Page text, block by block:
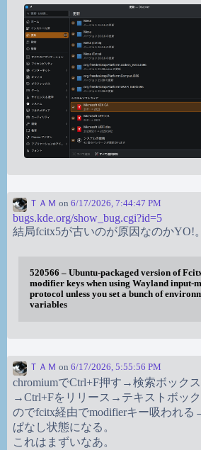
ＴＡＭ on 6/17/2026, 7:44:47 PM
bugs.kde.org/show_bug.cgi?id=5
結局fcitx5が古いのが原因なのかYO!。
520566 – Ubuntu-packaged version of
modifier keys when using Wayland input-
protocol unless you set a bunch of
variables
ＴＡＭ on 6/17/2026, 5:55:56 PM
chromiumでCtrl+F押す→検索ボックス
→Ctrl+Fをリリース→テキストボッ
のでfcitx経由でmodifierキー吸われる
ぱなし状態になる。
これはまずいなあ。